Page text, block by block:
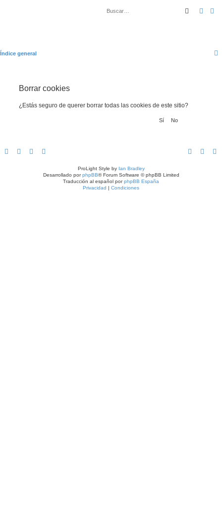
Buscar
Índice general
Borrar cookies
¿Estás seguro de querer borrar todas las cookies de este sitio?
ProLight Style by Ian Bradley
Desarrollado porphpBB® Forum Software © phpBB Limited
Traducción al español porphpBB España
Privacidad | Condiciones